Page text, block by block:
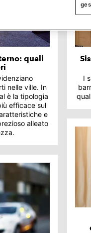
quali
nelle ville. In
è la tipologia
efficace sul
e
alleato
I